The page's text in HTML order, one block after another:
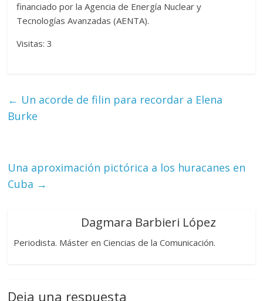
financiado por la Agencia de Energía Nuclear y
Tecnologías Avanzadas (AENTA).
Visitas: 3
← Un acorde de filin para recordar a Elena
Burke
Una aproximación pictórica a los huracanes en
Cuba →
Dagmara Barbieri López
Periodista. Máster en Ciencias de la Comunicación.
Deja una respuesta